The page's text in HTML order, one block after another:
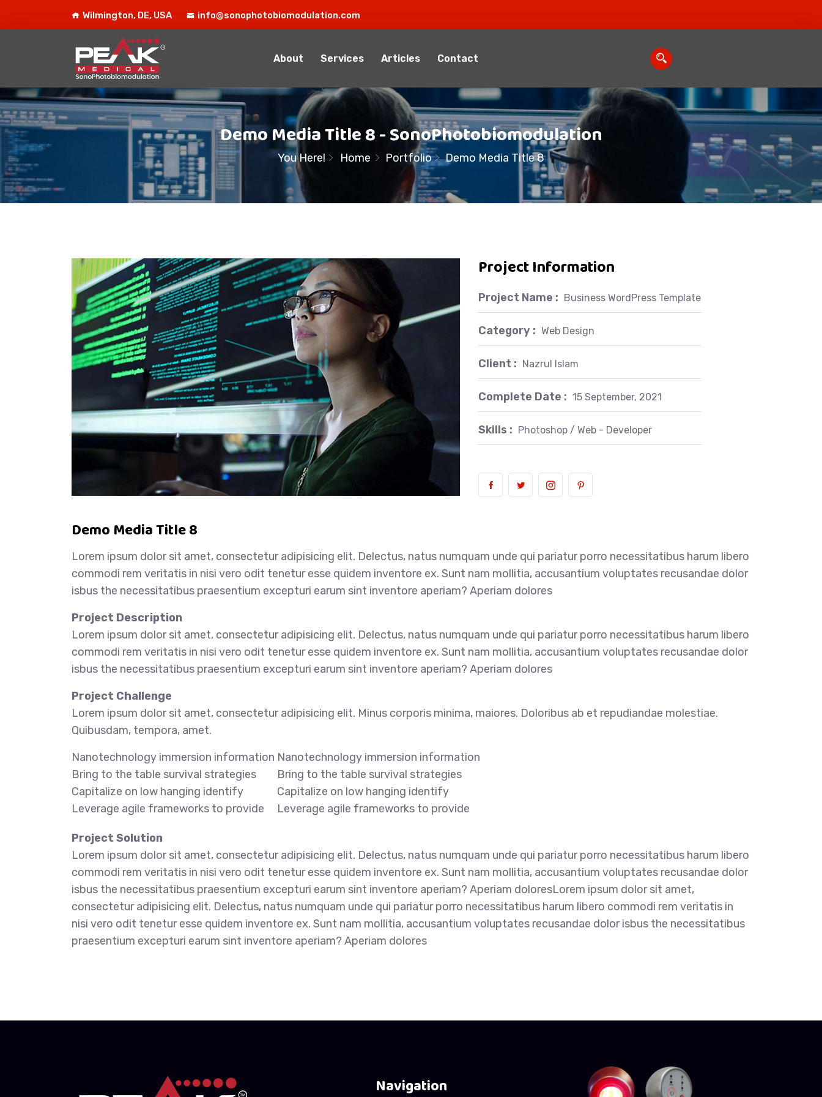
Wilmington, DE, USA info@sonophotobiomodulation.com
About Services Articles Contact
Demo Media Title 8 - SonoPhotobiomodulation
You Here! Home Portfolio Demo Media Title 8
Project Information
Project Name : Business WordPress Template
Category : Web Design
Client : Nazrul Islam
Complete Date : 15 September, 2021
Skills : Photoshop / Web - Developer
Demo Media Title 8
Lorem ipsum dolor sit amet, consectetur adipisicing elit. Delectus, natus numquam unde qui pariatur porro necessitatibus harum libero
commodi rem veritatis in nisi vero odit tenetur esse quidem inventore ex. Sunt nam mollitia, accusantium voluptates recusandae dolor
isbus the necessitatibus praesentium excepturi earum sint inventore aperiam? Aperiam dolores
Project Description
Lorem ipsum dolor sit amet, consectetur adipisicing elit. Delectus, natus numquam unde qui pariatur porro necessitatibus harum libero
commodi rem veritatis in nisi vero odit tenetur esse quidem inventore ex. Sunt nam mollitia, accusantium voluptates recusandae dolor
isbus the necessitatibus praesentium excepturi earum sint inventore aperiam? Aperiam dolores
Project Challenge
Lorem ipsum dolor sit amet, consectetur adipisicing elit. Minus corporis minima, maiores. Doloribus ab et repudiandae molestiae.
Quibusdam, tempora, amet.
Nanotechnology immersion information
Bring to the table survival strategies
Capitalize on low hanging identify
Leverage agile frameworks to provide
Nanotechnology immersion information
Bring to the table survival strategies
Capitalize on low hanging identify
Leverage agile frameworks to provide
Project Solution
Lorem ipsum dolor sit amet, consectetur adipisicing elit. Delectus, natus numquam unde qui pariatur porro necessitatibus harum libero
commodi rem veritatis in nisi vero odit tenetur esse quidem inventore ex. Sunt nam mollitia, accusantium voluptates recusandae dolor
isbus the necessitatibus praesentium excepturi earum sint inventore aperiam? Aperiam doloresLorem ipsum dolor sit amet,
consectetur adipisicing elit. Delectus, natus numquam unde qui pariatur porro necessitatibus harum libero commodi rem veritatis in
nisi vero odit tenetur esse quidem inventore ex. Sunt nam mollitia, accusantium voluptates recusandae dolor isbus the necessitatibus
praesentium excepturi earum sint inventore aperiam? Aperiam dolores
Navigation